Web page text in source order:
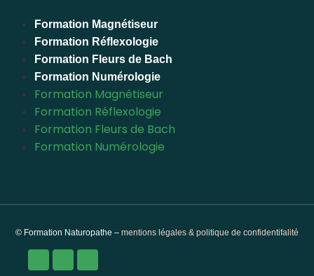
Formation Magnétiseur
Formation Réflexologie
Formation Fleurs de Bach
Formation Numérologie
Formation Magnétiseur
Formation Réflexologie
Formation Fleurs de Bach
Formation Numérologie
© Formation Naturopathe – mentions légales & politique de confidentifalité